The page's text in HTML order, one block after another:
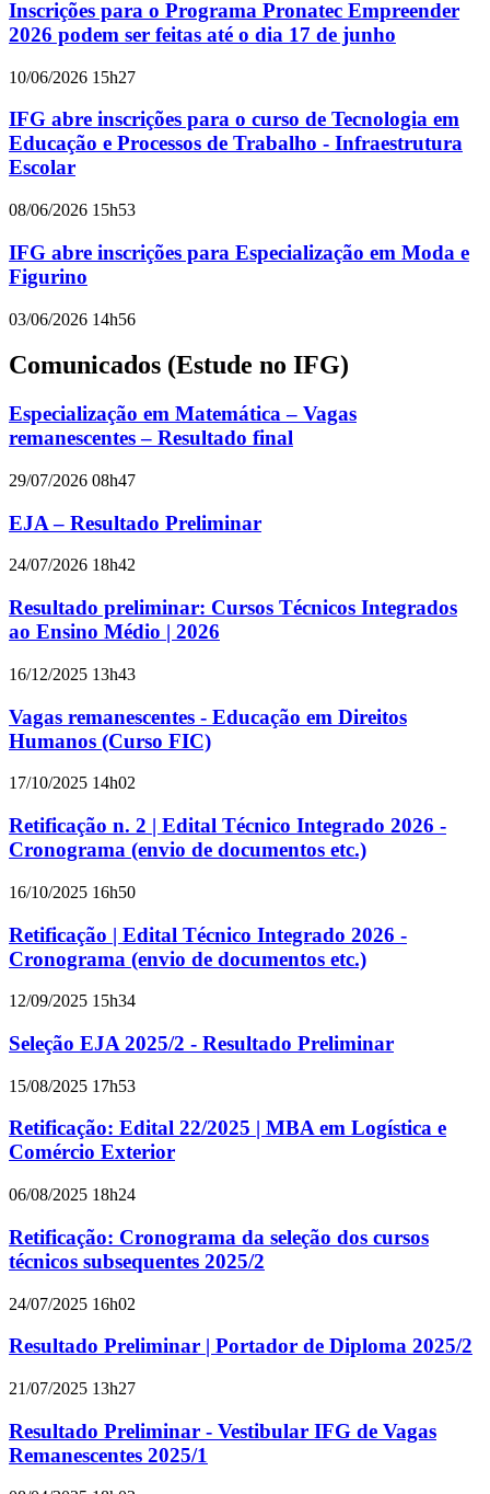
Inscrições para o Programa Pronatec Empreender
2026 podem ser feitas até o dia 17 de junho
10/06/2026 15h27
IFG abre inscrições para o curso de Tecnologia em
Educação e Processos de Trabalho - Infraestrutura
Escolar
08/06/2026 15h53
IFG abre inscrições para Especialização em Moda e
Figurino
03/06/2026 14h56
Comunicados (Estude no IFG)
Especialização em Matemática – Vagas
remanescentes – Resultado final
29/07/2026 08h47
EJA – Resultado Preliminar
24/07/2026 18h42
Resultado preliminar: Cursos Técnicos Integrados
ao Ensino Médio | 2026
16/12/2025 13h43
Vagas remanescentes - Educação em Direitos
Humanos (Curso FIC)
17/10/2025 14h02
Retificação n. 2 | Edital Técnico Integrado 2026 -
Cronograma (envio de documentos etc.)
16/10/2025 16h50
Retificação | Edital Técnico Integrado 2026 -
Cronograma (envio de documentos etc.)
12/09/2025 15h34
Seleção EJA 2025/2 - Resultado Preliminar
15/08/2025 17h53
Retificação: Edital 22/2025 | MBA em Logística e
Comércio Exterior
06/08/2025 18h24
Retificação: Cronograma da seleção dos cursos
técnicos subsequentes 2025/2
24/07/2025 16h02
Resultado Preliminar | Portador de Diploma 2025/2
21/07/2025 13h27
Resultado Preliminar - Vestibular IFG de Vagas
Remanescentes 2025/1